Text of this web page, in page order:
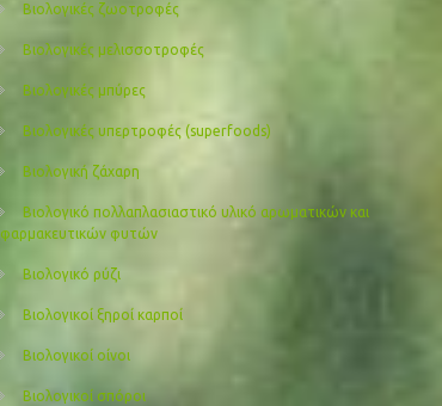
Βιολογικές ζωοτροφές
Βιολογικές μελισσοτροφές
Βιολογικές μπύρες
Βιολογικές υπερτροφές (superfoods)
Βιολογική ζάχαρη
Βιολογικό πολλαπλασιαστικό υλικό αρωματικών και
φαρμακευτικών φυτών
Βιολογικό ρύζι
Βιολογικοί ξηροί καρποί
Βιολογικοί οίνοι
Βιολογικοί σπόροι